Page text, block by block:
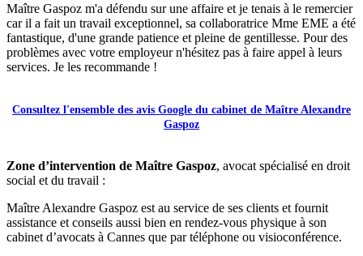
Maître Gaspoz m'a défendu sur une affaire et je tenais à le remercier
car il a fait un travail exceptionnel, sa collaboratrice Mme EME a été
fantastique, d'une grande patience et pleine de gentillesse. Pour des
problèmes avec votre employeur n'hésitez pas à faire appel à leurs
services. Je les recommande !
Consultez l'ensemble des avis Google du cabinet de Maître Alexandre
Gaspoz
Zone d’intervention de Maître Gaspoz, avocat spécialisé en droit
social et du travail :
Maître Alexandre Gaspoz est au service de ses clients et fournit
assistance et conseils aussi bien en rendez-vous physique à son
cabinet d’avocats à Cannes que par téléphone ou visioconférence.